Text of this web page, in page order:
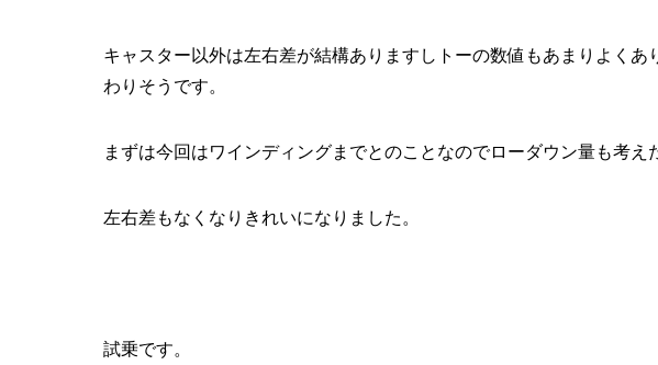
キャスター以外は左右差が結構ありますしトーの数値もあまりよくあ
わりそうです。
まずは今回はワインディングまでとのことなのでローダウン量も考え
左右差もなくなりきれいになりました。
試乗です。